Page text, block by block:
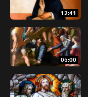
12:41
05:00